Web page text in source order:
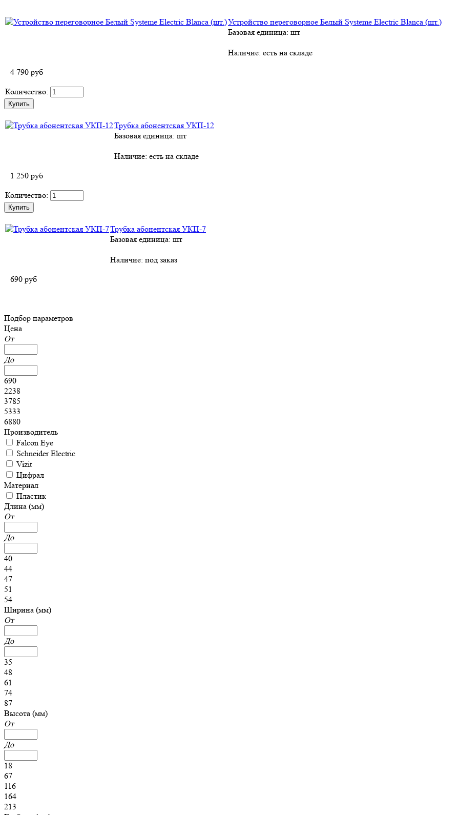
Устройство переговорное Белый Systeme Electric Blanca (шт.)
Базовая единица: шт
Наличие: есть на складе
4 790 руб
Количество:
Трубка абонентская УКП-12
Базовая единица: шт
Наличие: есть на складе
1 250 руб
Количество:
Трубка абонентская УКП-7
Базовая единица: шт
Наличие: под заказ
690 руб
Подбор параметров
Цена
От
До
690
2238
3785
5333
6880
Производитель
Falcon Eye
Schneider Electric
Vizit
Цифрал
Материал
Пластик
Длина (мм)
От
До
40
44
47
51
54
Ширина (мм)
От
До
35
48
61
74
87
Высота (мм)
От
До
18
67
116
164
213